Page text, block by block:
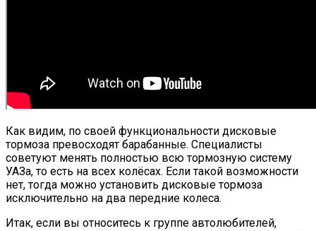
Как видим, по своей функциональности дисковые
тормоза превосходят барабанные. Специалисты
советуют менять полностью всю тормозную систему
УАЗа, то есть на всех колёсах. Если такой возможности
нет, тогда можно установить дисковые тормоза
исключительно на два передние колеса.
Итак, если вы относитесь к группе автолюбителей,